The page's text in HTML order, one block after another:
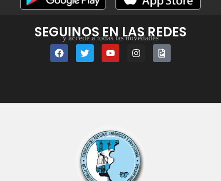
SEGUINOS EN LAS REDES
y accedé a todas las novedades